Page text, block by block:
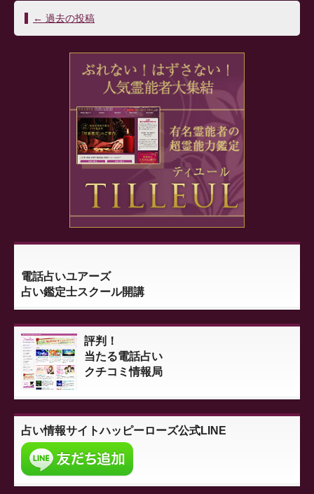
投 ← 過去の投稿
電話占いユアーズ
占い鑑定士スクール開講
評判！
当たる電話占い
クチコミ情報局
占い情報サイトハッピーローズ公式LINE